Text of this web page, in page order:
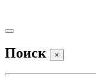
Поиск ×